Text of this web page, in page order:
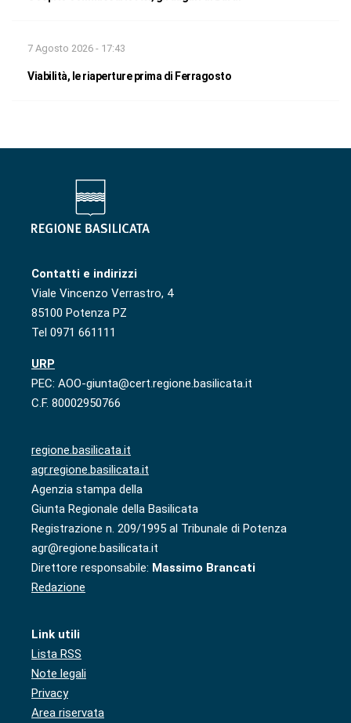
7 Agosto 2026 - 17:43
Viabilità, le riaperture prima di Ferragosto
Contatti e indirizzi
Viale Vincenzo Verrastro, 4
85100 Potenza PZ
Tel 0971 661111
URP
PEC: AOO-giunta@cert.regione.basilicata.it
C.F. 80002950766
regione.basilicata.it
agr.regione.basilicata.it
Agenzia stampa della
Giunta Regionale della Basilicata
Registrazione n. 209/1995 al Tribunale di Potenza
agr@regione.basilicata.it
Direttore responsabile: Massimo Brancati
Redazione
Link utili
Lista RSS
Note legali
Privacy
Area riservata